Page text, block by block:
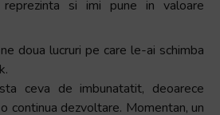
si imi pune in valoare
doua lucruri pe care le-ai schimba
ceva de imbunatatit, deoarece
continua dezvoltare. Momentan, un